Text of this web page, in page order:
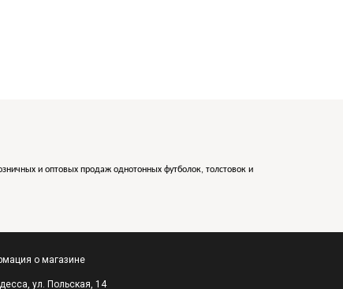
и оптовых продаж однотонных футболок, толстовок и
о магазине
ул. Польская, 14